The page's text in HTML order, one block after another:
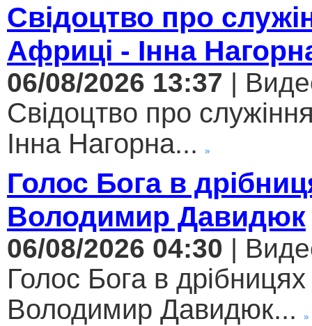
Свідоцтво про
Африці - Інна
06/08/2026 13:37 |
Свідоцтво про
Інна Нагорна...
Голос Бога в
Володимир Давидюк
06/08/2026 04:30 |
Голос Бога в
Володимир Давидюк...